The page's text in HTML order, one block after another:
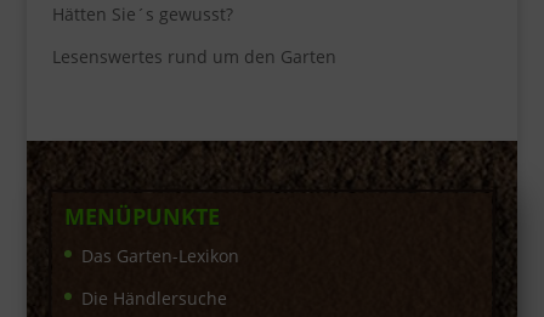
Hätten Sie´s gewusst?
Lesenswertes rund um den Garten
MENÜPUNKTE
Das Garten-Lexikon
Die Händlersuche